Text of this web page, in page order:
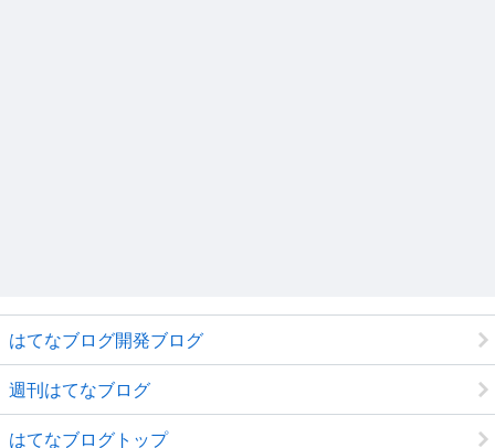
はてなブログ開発ブログ
週刊はてなブログ
はてなブログトップ